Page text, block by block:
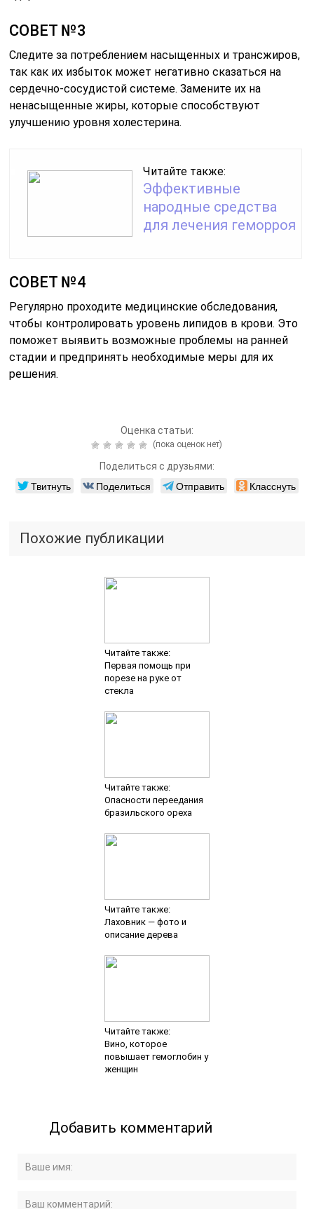
СОВЕТ №3
Следите за потреблением насыщенных и трансжиров,
так как их избыток может негативно сказаться на
сердечно-сосудистой системе. Замените их на
ненасыщенные жиры, которые способствуют
улучшению уровня холестерина.
Читайте также:
Эффективные
народные средства
для лечения геморроя
СОВЕТ №4
Регулярно проходите медицинские обследования,
чтобы контролировать уровень липидов в крови. Это
поможет выявить возможные проблемы на ранней
стадии и предпринять необходимые меры для их
решения.
Оценка статьи:
(пока оценок нет)
Поделиться с друзьями:
Твитнуть Поделиться Отправить Класснуть
Похожие публикации
Читайте также:
Первая помощь при
порезе на руке от
стекла
Читайте также:
Опасности переедания
бразильского ореха
Читайте также:
Лаховник — фото и
описание дерева
Читайте также:
Вино, которое
повышает гемоглобин у
женщин
Добавить комментарий